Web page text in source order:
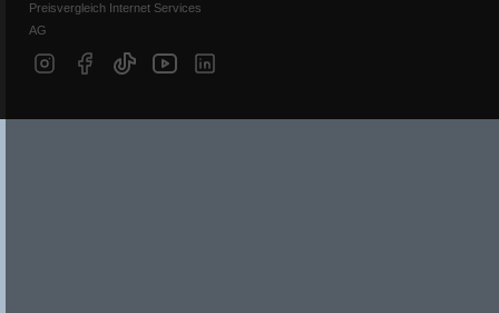
Preisvergleich Internet Services
AG